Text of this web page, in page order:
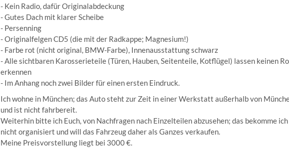
- Kein Radio, dafür Originalabdeckung
- Gutes Dach mit klarer Scheibe
- Persenning
- Originalfelgen CD5 (die mit der Radkappe; Magnesium!)
- Farbe rot (nicht original, BMW-Farbe), Innenausstattung schwarz
- Alle sichtbaren Karosserieteile (Türen, Hauben, Seitenteile, Kotflügel) lassen keinen
erkennen
- Im Anhang noch zwei Bilder für einen ersten Eindruck.
Ich wohne in München; das Auto steht zur Zeit in einer Werkstatt außerhalb von
und ist nicht fahrbereit.
Weiterhin bitte ich Euch, von Nachfragen nach Einzelteilen abzusehen; das bekomme ich
nicht organisiert und will das Fahrzeug daher als Ganzes verkaufen.
Meine Preisvorstellung liegt bei 3000 €.